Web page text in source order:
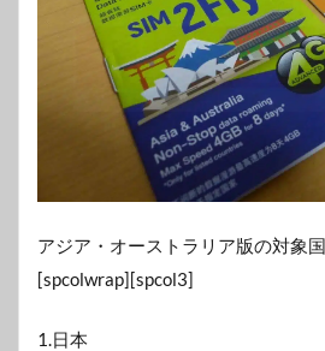
アジア・オーストラリア版の対象
[spcolwrap][spcol3]
1.日本